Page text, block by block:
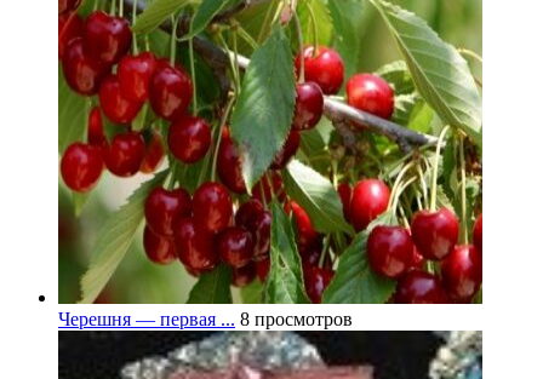
Черешня — первая ... 8 просмотров